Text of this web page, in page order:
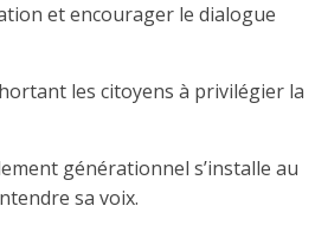
et encourager le dialogue
les citoyens à privilégier la
générationnel s’installe au
sa voix.